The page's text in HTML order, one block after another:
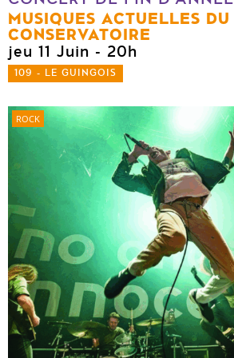
MUSIQUES ACTUELLES DU
CONSERVATOIRE
jeu 11 Juin - 20h
109 - LE GUINGOIS
ROCK